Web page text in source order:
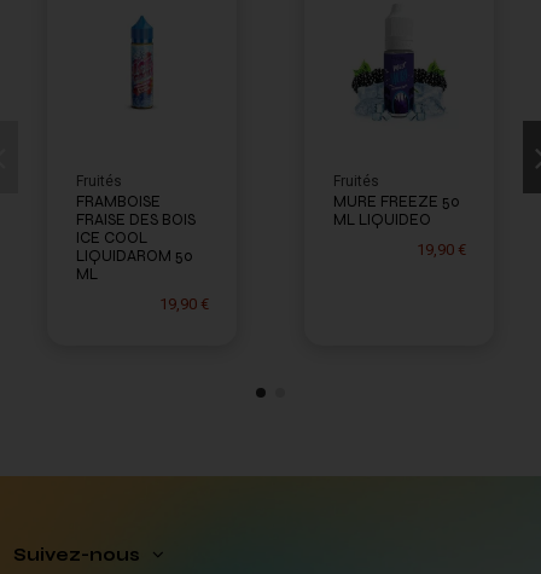
Fruités
FRAMBOISE
FRAISE DES BOIS
ICE COOL
LIQUIDAROM 50
ML
19,90 €
Fruités
MURE FREEZE 50
ML LIQUIDEO
19,90 €
Suivez-nous